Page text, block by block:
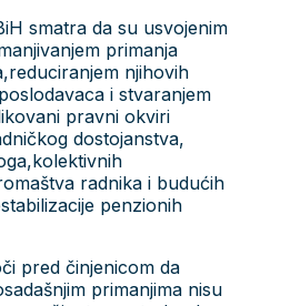
smatra da su usvojenim
primanja
njihovih
i stvaranjem
pravni okviri
dostojanstva,
radnika i budućih
penzionih
pred činjenicom da
primanjima nisu